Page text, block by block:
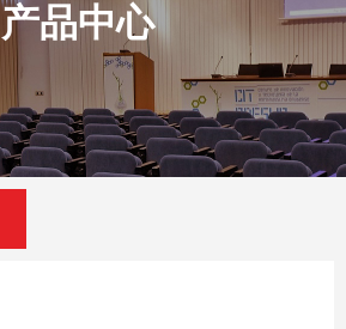
工程案例
新闻中心
联系我们
产品中心